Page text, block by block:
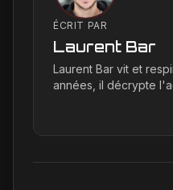
ÉCRIT PAR
Laurent Bar
Laurent Bar vit et
années, il décrypte
détails qui façonnent
Son site, Ferrari
Maranello.